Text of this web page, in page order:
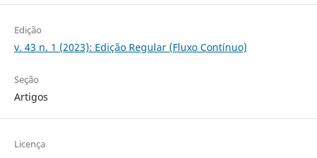
Edição
v. 43 n. 1 (2023): Edição Regular (Fluxo Contínuo)
Seção
Artigos
Licença